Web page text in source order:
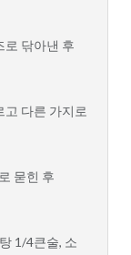
닦아낸 후
다른 가지로
묻힌 후
1/4큰술, 소